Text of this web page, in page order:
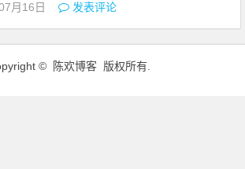
月16日 发表评论
© 陈欢博客 版权所有.